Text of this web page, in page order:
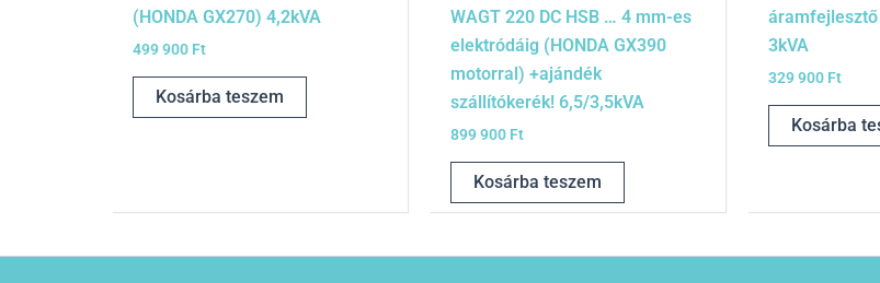
(HONDA GX270) 4,2kVA
499 900 Ft
Kosárba teszem
WAGT 220 DC HSB … 4 mm-es
elektródáig (HONDA GX390
motorral) +ajándék
szállítókerék! 6,5/3,5kVA
899 900 Ft
Kosárba teszem
áramfejlesztő
3kVA
329 900 Ft
Kosárba